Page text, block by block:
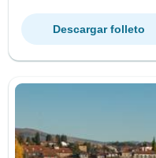
Descargar folleto